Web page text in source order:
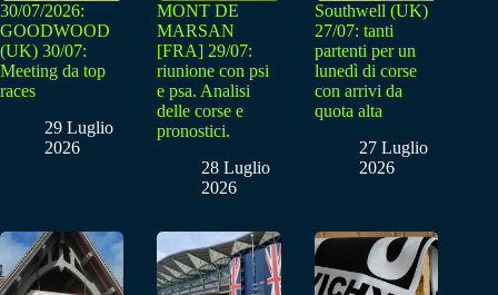
30/07/2026:
GOODWOOD
(UK) 30/07:
Meeting da top
races
29 Luglio
2026
MONT DE
MARSAN
[FRA] 29/07:
riunione con psi
e psa. Analisi
delle corse e
pronostici.
28 Luglio
2026
Southwell (UK)
27/07: tanti
partenti per un
lunedì di corse
con arrivi da
quota alta
27 Luglio
2026